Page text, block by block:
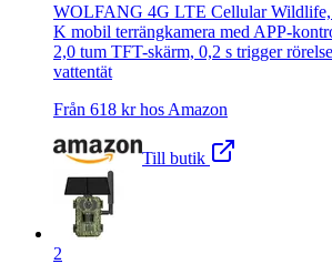
WOLFANG 4G LTE Cellular Wildlife,
K mobil terrängkamera med APP-
2,0 tum TFT-skärm, 0,2 s trigger
vattentät
Från 618 kr hos Amazon
Till butik
2